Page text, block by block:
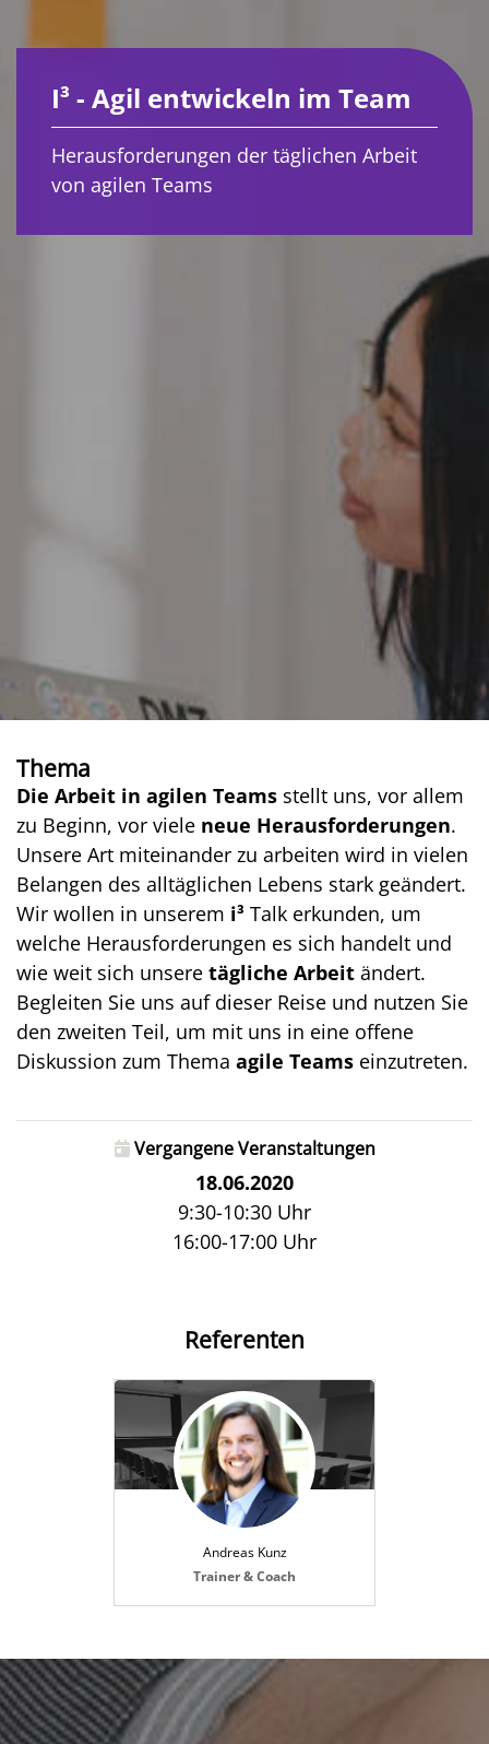
I³ - Agil entwickeln im Team
Herausforderungen der täglichen Arbeit
von agilen Teams
Thema
Die Arbeit in agilen Teams stellt uns, vor allem
zu Beginn, vor viele neue Herausforderungen.
Unsere Art miteinander zu arbeiten wird in vielen
Belangen des alltäglichen Lebens stark geändert.
Wir wollen in unserem i³ Talk erkunden, um
welche Herausforderungen es sich handelt und
wie weit sich unsere tägliche Arbeit ändert.
Begleiten Sie uns auf dieser Reise und nutzen Sie
den zweiten Teil, um mit uns in eine offene
Diskussion zum Thema agile Teams einzutreten.
Vergangene Veranstaltungen
18.06.2020
9:30-10:30 Uhr
16:00-17:00 Uhr
Referenten
Andreas Kunz
Trainer & Coach